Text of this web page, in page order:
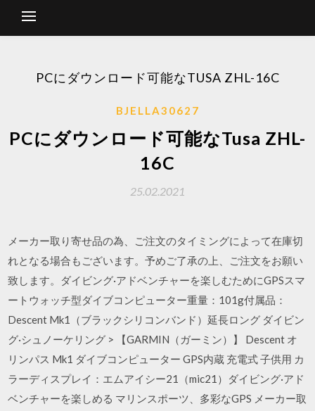
PCにダウンロード可能なTUSA ZHL-16C
BJELLA30627
PCにダウンロード可能なTusa ZHL-
16C
25.02.2021
メーカー取り寄せ品の為、ご注文のタイミングによって在庫切
れとなる場合もございます。予めご了承の上、ご注文をお願い
致します。ダイビング·アドベンチャーを楽しむためにGPSスマ
ートウォッチ型ダイブコンピューター重量：101g付属品：
Descent Mk1（ブラックシリコンバンド）延長ロング ダイビン
グ·シュノーケリング > 【GARMIN（ガーミン）】 Descent オ
リンパス Mk1 ダイブコンピューター GPS内蔵 充電式 子供用 カ
ラーディスプレイ：エムアイシー21（mic21）ダイビング·アド
ベンチャーを楽しめる マリンスポーツ、多彩なGPS メーカー取